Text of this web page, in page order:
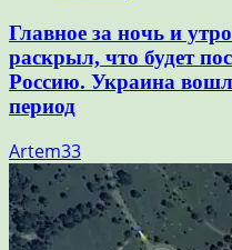
Главное за ночь и
раскрыл, что будет
Россию. Украина
период
Artem33